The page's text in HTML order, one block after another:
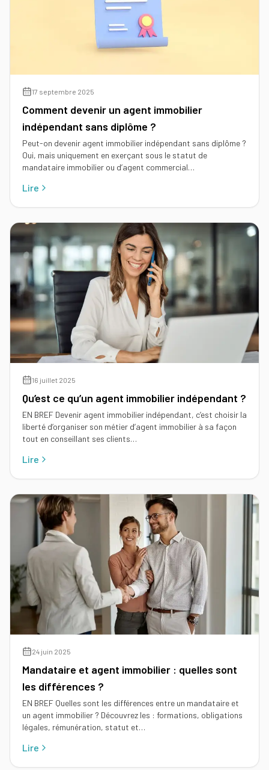
immobilier
Le
salaire
net
d'un
agent
immobilier
rôle
d'un
immobilier
guide
de
l'IA
dans
l'immobilier
Réussir
pige
Comment
rentrer
un
mandat
en
15
étapes
Les métiers
l'immobilier
mandataire
indépendant
Le
immobilier
Tous
nos
conseils
17 septembre 2025
Comment devenir un agent immobilier
indépendant sans diplôme ?
Peut-on devenir agent immobilier indépendant sans diplôme ?
Oui, mais uniquement en exerçant sous le statut de
mandataire immobilier ou d’agent commercial…
Lire
16 juillet 2025
Qu’est ce qu’un agent immobilier indépendant ?
EN BREF Devenir agent immobilier indépendant, c’est choisir la
liberté d’organiser son métier d’agent immobilier à sa façon
tout en conseillant ses clients…
Lire
24 juin 2025
Mandataire et agent immobilier : quelles sont
les différences ?
EN BREF Quelles sont les différences entre un mandataire et
un agent immobilier ? Découvrez les : formations, obligations
légales, rémunération, statut et…
Lire